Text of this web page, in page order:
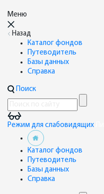
Меню
Назад
Каталог фондов
Путеводитель
Базы данных
Справка
Поиск
Режим для слабовидящих
Каталог фондов
Путеводитель
Базы данных
Справка